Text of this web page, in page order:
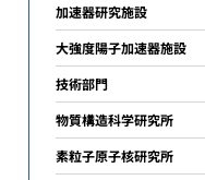
加速器研究施設
大強度陽子加速器施設
技術部門
物質構造科学研究所
素粒子原子核研究所